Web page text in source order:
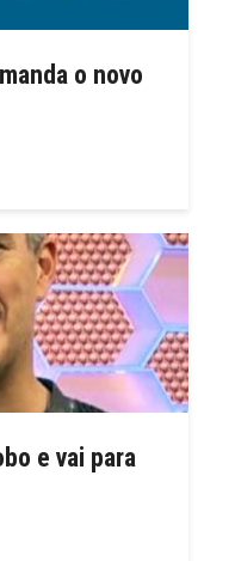
o novo
e vai para